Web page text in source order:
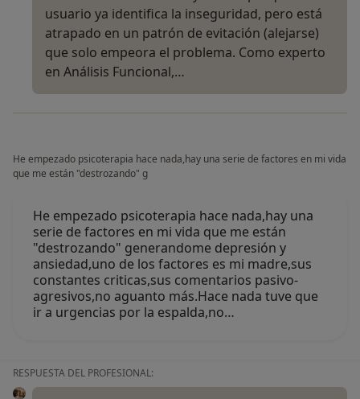
usuario ya identifica la inseguridad, pero está
atrapado en un patrón de evitación (alejarse)
que solo empeora el problema. Como experto
en Análisis Funcional,…
He empezado psicoterapia hace nada,hay una serie de factores en mi vida
que me están "destrozando" g
He empezado psicoterapia hace nada,hay una
serie de factores en mi vida que me están
"destrozando" generandome depresión y
ansiedad,uno de los factores es mi madre,sus
constantes criticas,sus comentarios pasivo-
agresivos,no aguanto más.Hace nada tuve que
ir a urgencias por la espalda,no…
RESPUESTA DEL PROFESIONAL: